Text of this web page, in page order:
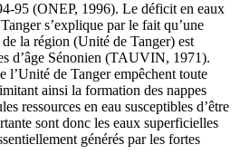
95 (ONEP, 1996). Le déficit en eaux
s’explique par le fait qu’une
la région (Unité de Tanger) est
d’âge Sénonien (TAUVIN, 1971).
l’Unité de Tanger empêchent toute
ainsi la formation des nappes
ressources en eau susceptibles d’être
sont donc les eaux superficielles
générés par les fortes